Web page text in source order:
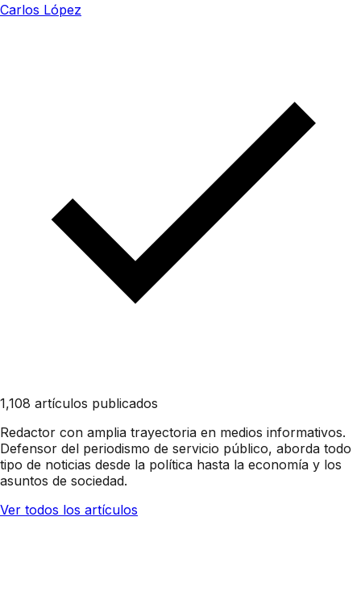
Carlos López
1,108 artículos publicados
Redactor con amplia trayectoria en medios informativos.
Defensor del periodismo de servicio público, aborda todo
tipo de noticias desde la política hasta la economía y los
asuntos de sociedad.
Ver todos los artículos